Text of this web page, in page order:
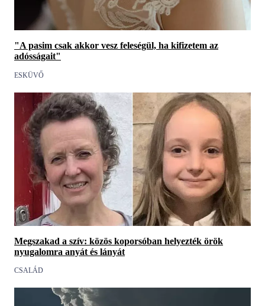
"A pasim csak akkor vesz feleségül, ha kifizetem az
adósságait"
ESKÜVŐ
Megszakad a szív: közös koporsóban helyezték örök
nyugalomra anyát és lányát
CSALÁD